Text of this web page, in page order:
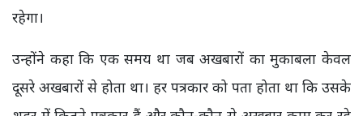
रहेगा।
उन्होंने कहा कि एक समय था जब अखबारों का मुकाबला केवल
दूसरे अखबारों से होता था। हर पत्रकार को पता होता था कि उसके